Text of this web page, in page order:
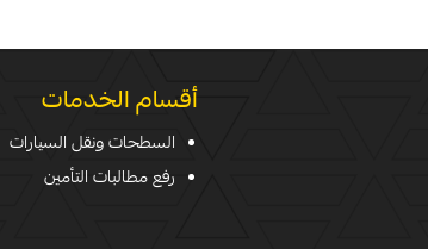
أقسام الخدمات
السطحات ونقل السيارات
رفع مطالبات التأمين